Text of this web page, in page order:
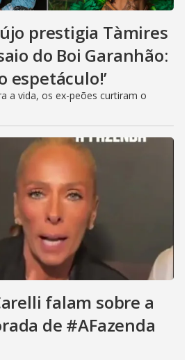
prestigia Tàmires
do Boi Garanhão:
espetáculo!’
a vida, os ex-peões curtiram o
falam sobre a
de #AFazenda